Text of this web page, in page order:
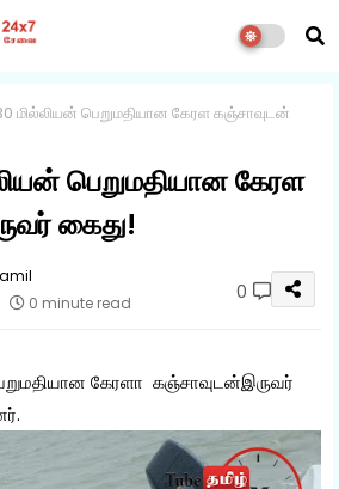
மில்லியன் பெறுமதியான கேரள கஞ்சாவுடன்
பெறுமதியான கேரள
கைது!
0 minute read 0
கேரளா கஞ்சாவுடன்இருவர்